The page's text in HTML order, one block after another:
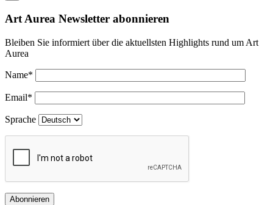
Art Aurea Newsletter abonnieren
Bleiben Sie informiert über die aktuellsten Highlights rund um Art
Aurea
Name*
Email*
Sprache
Abonnieren